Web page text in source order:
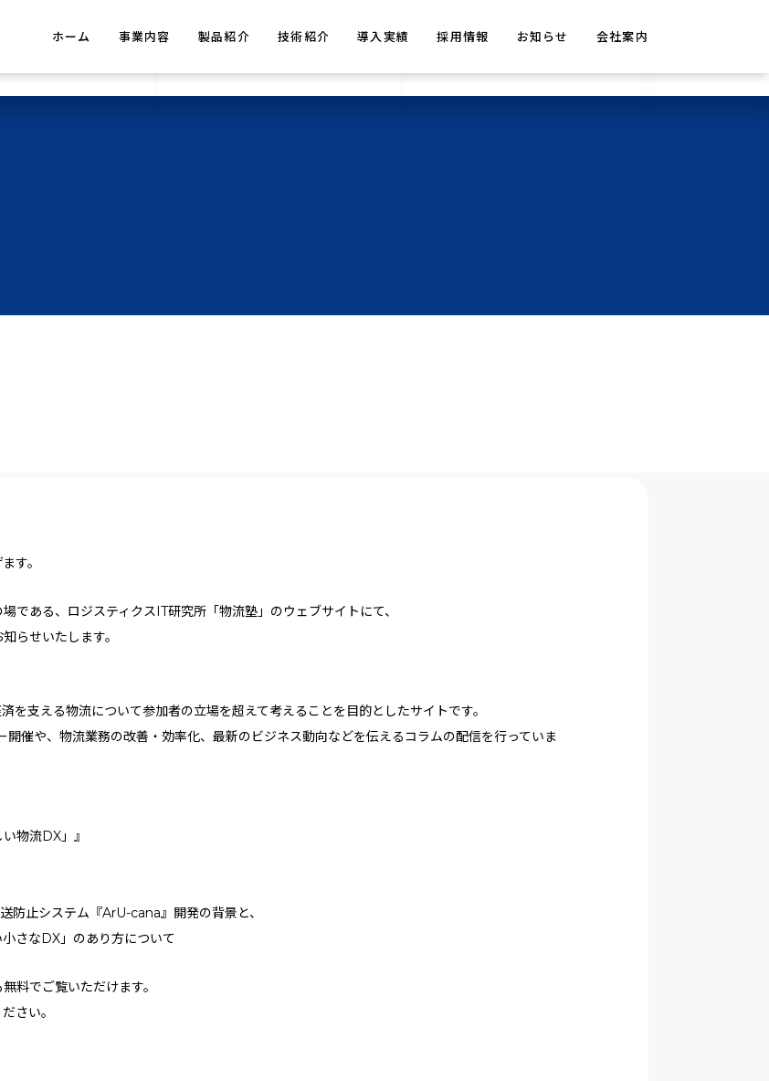
ホーム 事業内容 製品紹介 技術紹介 導入実績 採用情報 お知らせ 会社案内
す。
である、ロジスティクスIT研究所「物流塾」のウェブサイトにて、
らせいたします。
を支える物流について参加者の立場を超えて考えることを目的としたサイトです。
催や、物流業務の改善・効率化、最新のビジネス動向などを伝えるコラムの配信を行っていま
物流DX」』
止システム『ArU-cana』開発の背景と、
さなDX」のあり方について
料でご覧いただけます。
さい。